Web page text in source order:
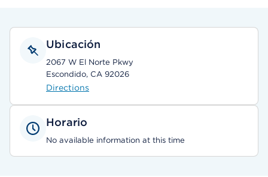
Ubicación
2067 W El Norte Pkwy
Escondido, CA 92026
Directions
Horario
No available information at this time